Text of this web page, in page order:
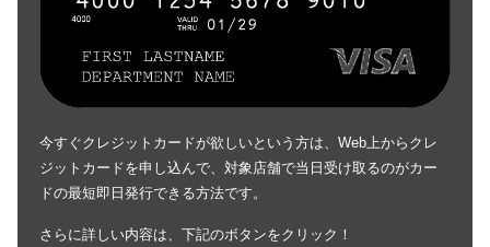
今すぐクレジットカードが欲しいという方は、Web上からクレ
ジットカードを申し込んで、対象店舗で当日受け取るのがカー
ドの最短即日発行できる方法です。
さらに詳しい内容は、下記のボタンをクリック！